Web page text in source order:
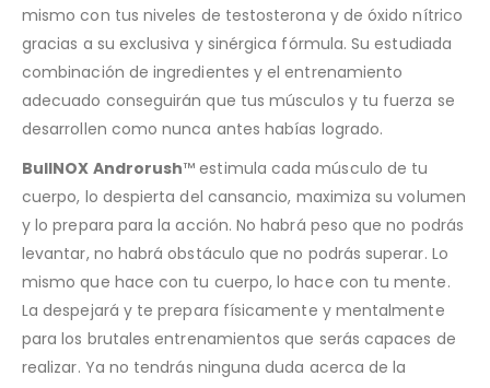
mismo con tus niveles de testosterona y de óxido nítrico
gracias a su exclusiva y sinérgica fórmula. Su estudiada
combinación de ingredientes y el entrenamiento
adecuado conseguirán que tus músculos y tu fuerza se
desarrollen como nunca antes habías logrado.
BullNOX Androrush™ estimula cada músculo de tu
cuerpo, lo despierta del cansancio, maximiza su volumen
y lo prepara para la acción. No habrá peso que no podrás
levantar, no habrá obstáculo que no podrás superar. Lo
mismo que hace con tu cuerpo, lo hace con tu mente.
La despejará y te prepara físicamente y mentalmente
para los brutales entrenamientos que serás capaces de
realizar. Ya no tendrás ninguna duda acerca de la